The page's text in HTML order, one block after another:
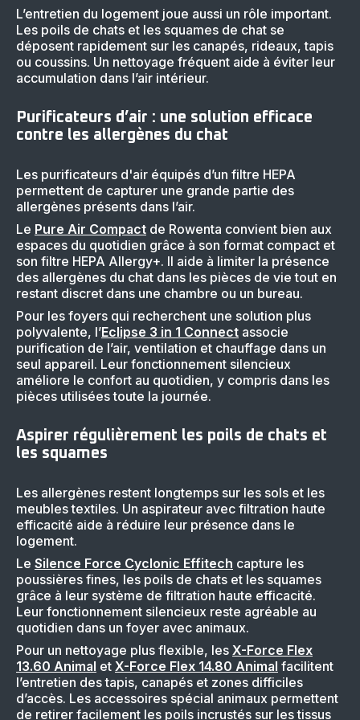
L’entretien du logement joue aussi un rôle important.
Les poils de chats et les squames de chat se
déposent rapidement sur les canapés, rideaux, tapis
ou coussins. Un nettoyage fréquent aide à éviter leur
accumulation dans l’air intérieur.
Purificateurs d’air : une solution efficace
contre les allergènes du chat
Les purificateurs d'air équipés d’un filtre HEPA
permettent de capturer une grande partie des
allergènes présents dans l’air.
Le Pure Air Compact de Rowenta convient bien aux
espaces du quotidien grâce à son format compact et
son filtre HEPA Allergy+. Il aide à limiter la présence
des allergènes du chat dans les pièces de vie tout en
restant discret dans une chambre ou un bureau.
Pour les foyers qui recherchent une solution plus
polyvalente, l’Eclipse 3 in 1 Connect associe
purification de l’air, ventilation et chauffage dans un
seul appareil. Leur fonctionnement silencieux
améliore le confort au quotidien, y compris dans les
pièces utilisées toute la journée.
Aspirer régulièrement les poils de chats et
les squames
Les allergènes restent longtemps sur les sols et les
meubles textiles. Un aspirateur avec filtration haute
efficacité aide à réduire leur présence dans le
logement.
Le Silence Force Cyclonic Effitech capture les
poussières fines, les poils de chats et les squames
grâce à leur système de filtration haute efficacité.
Leur fonctionnement silencieux reste agréable au
quotidien dans un foyer avec animaux.
Pour un nettoyage plus flexible, les X-Force Flex
13.60 Animal et X-Force Flex 14.80 Animal facilitent
l’entretien des tapis, canapés et zones difficiles
d’accès. Les accessoires spécial animaux permettent
de retirer facilement les poils incrustés sur les tissus